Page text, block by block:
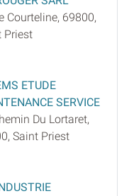
Courteline, 69800,
Priest
ETUDE
SERVICE
Du Lortaret,
Saint Priest